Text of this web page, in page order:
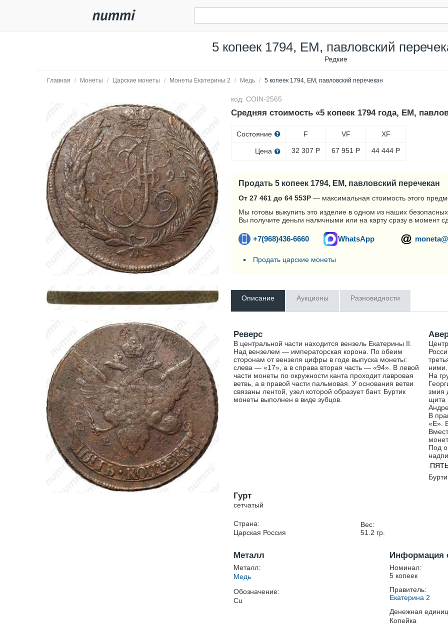
5 копеек 1794, ЕМ, павловский
Редкие
Главная / Монеты / Царские монеты / Монеты Екатерины 2 / Медь / 5 копеек 1794, ЕМ, павловский перечекан
код: COIN-2565
Средняя стоимость «5 копеек 1794 года, ЕМ,
Состояние
Цена
F
32 307 Р
VF
67 951 Р
XF
44 444 Р
Продать 5 копеек 1794, ЕМ, павловский перечекан
От 27 461 до 64 553Р — максимальная стоимость этого
Мы готовы выкупить это изделие в одном из наших
Вы получите деньги наличными или на карту сразу в момент
+7(968)436-6660 WhatsApp
Продать царские монеты
Описание Аукционы Разновидности
Реверс
В центральной части находится вензель Екатерины II.
Над вензелем — императорская корона. По обеим
сторонам от вензеля цифры в годе выпуска монеты:
слева — «17», а в справа вторая часть — «94». В левой
части монеты по окружности канта проходит лавровая
ветвь, а в правой части пальмовая. У основания ветви
связаны лентой, узел которой образует бант. Буртик
монеты выполнен в виде зубцов.
ними.
На
змия
щита
В
«Е».
Под
Гурт
сетчатый
Страна:
Царская Россия
Вес:
51.2 гр.
Металл
Металл:
Медь
Обозначение:
Cu
Информация
Номинал:
5 копеек
Правитель:
Екатерина 2
Денежная
Копейка